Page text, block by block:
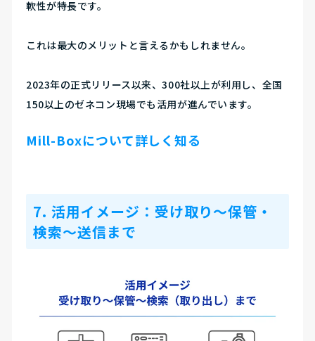
軟性が特長です。
これは最大のメリットと言えるかもしれません。
2023年の正式リリース以来、300社以上が利用し、全国
150以上のゼネコン現場でも活用が進んでいます。
Mill-Boxについて詳しく知る
7. 活用イメージ ：受け取り〜保管・
検索〜送信まで